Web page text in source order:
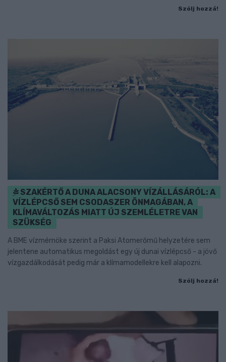
Szólj hozzá!
SZAKÉRTŐ A DUNA ALACSONY VÍZÁLLÁSÁRÓL: A
VÍZLÉPCSŐ SEM CSODASZER ÖNMAGÁBAN, A
KLÍMAVÁLTOZÁS MIATT ÚJ SZEMLÉLETRE VAN
SZÜKSÉG
A BME vízmérnöke szerint a Paksi Atomerőmű helyzetére sem
jelentene automatikus megoldást egy új dunai vízlépcső - a jövő
vízgazdálkodását pedig már a klímamodellekre kell alapozni.
Szólj hozzá!